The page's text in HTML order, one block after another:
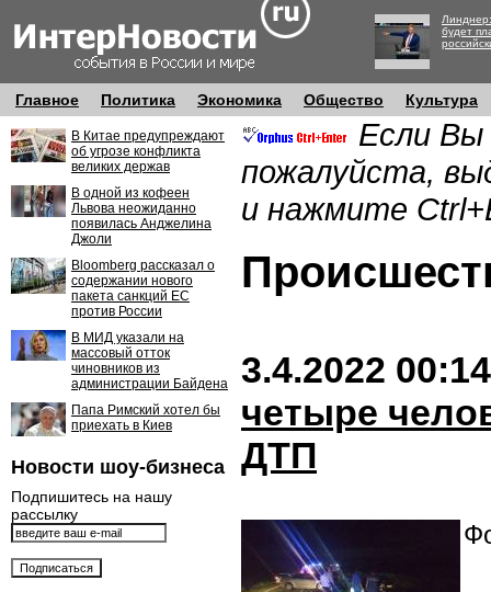
будет
Главное Политика Экономика Общество Культура
В Китае предупреждают
об угрозе конфликта
великих держав
В одной из кофеен
Львова неожиданно
появилась Анджелина
Джоли
Bloomberg рассказал о
содержании нового
пакета санкций ЕС
против России
В МИД указали на
массовый отток
чиновников из
администрации Байдена
Папа Римский хотел бы
приехать в Киев
Новости шоу-бизнеса
Подпишитесь на нашу
рассылку
Если Вы
пожалуйста,
и нажмите
3.4.2022 00:14
четыре
ДТП